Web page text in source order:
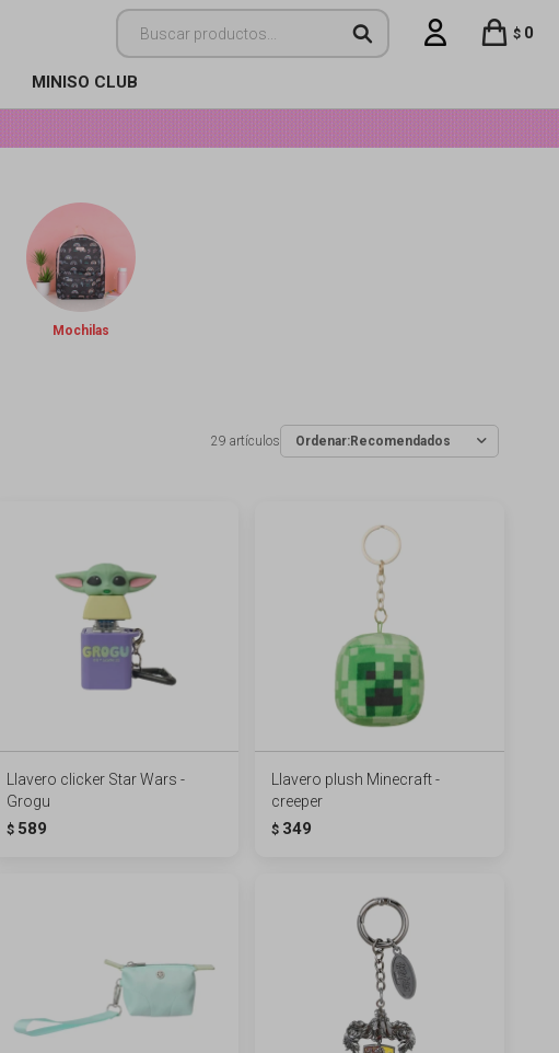
MINISO CLUB
$ 0
Mochilas
29 artículos Recomendados
Llavero clicker Star Wars -
Grogu
$ 589
Llavero plush Minecraft -
creeper
$ 349